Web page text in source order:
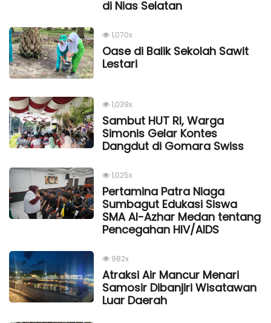
di Nias Selatan
1,070x
Oase di Balik Sekolah Sawit
Lestari
1,039x
Sambut HUT RI, Warga
Simonis Gelar Kontes
Dangdut di Gomara Swiss
1,025x
Pertamina Patra Niaga
Sumbagut Edukasi Siswa
SMA Al-Azhar Medan tentang
Pencegahan HIV/AIDS
982x
Atraksi Air Mancur Menari
Samosir Dibanjiri Wisatawan
Luar Daerah